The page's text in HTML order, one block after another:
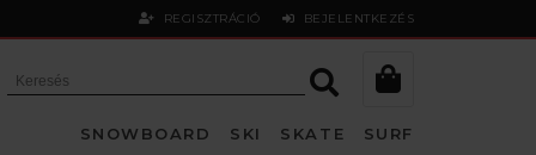
REGISZTRÁCIÓ BEJELENTKEZÉS
SNOWBOARD SKI SKATE SURF